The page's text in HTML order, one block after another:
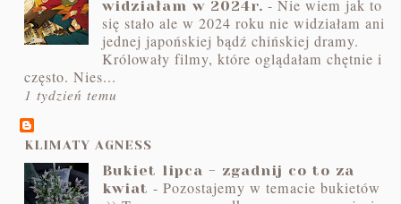
widziałam w 2024r. -Nie wiem jak to
się stało ale w 2024 roku nie widziałam ani
jednej japońskiej bądź chińskiej dramy.
Królowały filmy, które oglądałam chętnie i
często. Nies...
1 tydzień temu
KLIMATY AGNESS
Bukiet lipca - zgadnij co to za
kwiat -Pozostajemy w temacie bukietów